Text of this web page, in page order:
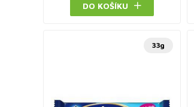
DO KOŠÍKU
33g